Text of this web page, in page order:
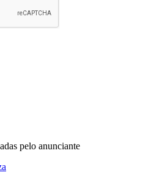
pelo anunciante